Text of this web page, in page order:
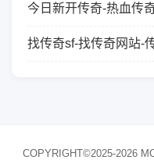
今日新开传奇-热血传
找传奇sf-找传奇网站-
COPYRIGHT©2025-2026